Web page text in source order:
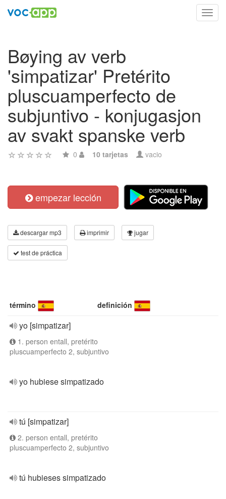
Bøying av verb
'simpatizar' Pretérito
pluscuamperfecto de
subjuntivo - konjugasjon
av svakt spanske verb
0 10 tarjetas vacio
empezar lección
descargar mp3 imprimir jugar
test de práctica
término definición
yo [simpatizar]
1. person entall, pretérito
pluscuamperfecto 2, subjuntivo
yo hubiese simpatizado
tú [simpatizar]
2. person entall, pretérito
pluscuamperfecto 2, subjuntivo
tú hubieses simpatizado